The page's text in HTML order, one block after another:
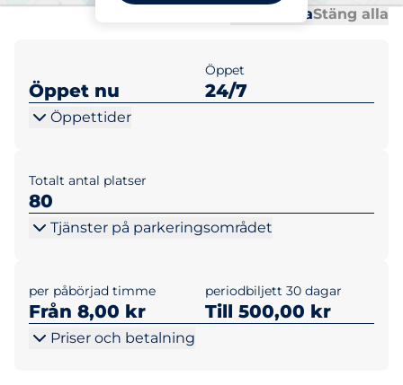
Öppna allaStäng alla
Öppet nu
Öppet
24/7
Öppettider
Totalt antal platser
80
Tjänster på parkeringsområdet
per påbörjad timme
Från 8,00 kr
periodbiljett 30 dagar
Till 500,00 kr
Priser och betalning